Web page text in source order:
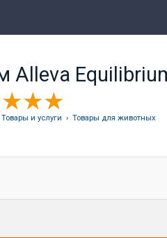
Alleva
Товары и услуги › Товары для животных